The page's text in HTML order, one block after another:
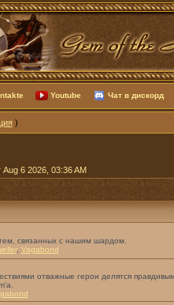
Youtube Чат в дискорд
)
6 2026, 03:36 AM
связанных с нашим шардом.
, Vagabond
отважные герои делятся